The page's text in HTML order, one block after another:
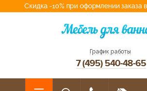
Скидка -10% при оформлении заказа
График работы
7 (495) 540-48-65